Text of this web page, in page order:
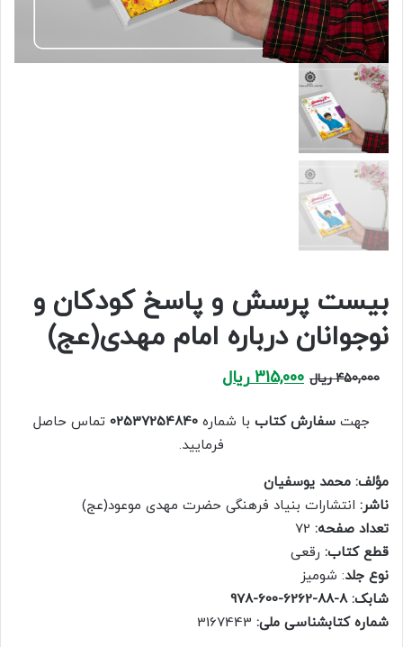
بیست پرسش و پاسخ کودکان و
نوجوانان درباره امام مهدی(عج)
450,000 ریال Original
was:
450,000 ریال.
315,000 ریال
is:
315,000 ریال.
جهت سفارش کتاب با شماره 02537254840 تماس حاصل
فرمایید.
مؤلف: محمد یوسفیان
ناشر: انتشارات بنیاد فرهنگی حضرت مهدی موعود(عج)
تعداد صفحه:
قطع کتاب: رقعی
نوع جلد: شومیز
شابک: 8-88-6262-600-978
شماره کتابشناسی ملی: